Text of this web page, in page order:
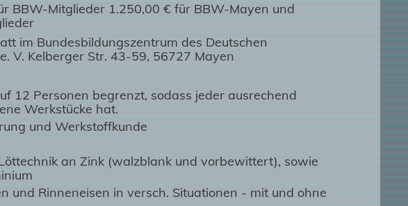
BBW-Mitglieder 1.250,00 € für BBW-Mayen und
im Bundesbildungszentrum des Deutschen
V. Kelberger Str. 43-59, 56727 Mayen
12 Personen begrenzt, sodass jeder ausrechend
Werkstücke hat.
und Werkstoffkunde
an Zink (walzblank und vorbewittert), sowie
und Rinneneisen in versch. Situationen - mit und ohne